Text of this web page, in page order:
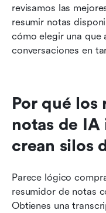
revisamos las
resumir notas
cómo elegir una que
conversaciones en
Por qué los
notas de
crean silos
Parece lógico
resumidor de notas
Obtienes una
Lectura